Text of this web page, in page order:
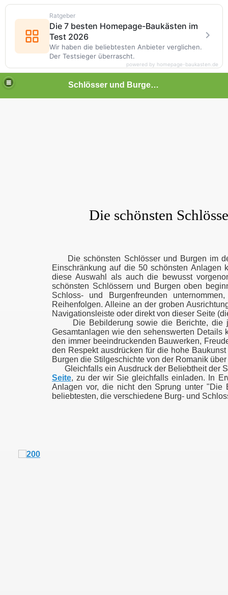
Schlösser und Burgen in Baden-Württemberg
Die schönsten
Die schönsten Schlösser und Burgen im
Einschränkung auf die 50 schönsten Anlagen
diese Auswahl als auch die bewusst
schönsten Schlössern und Burgen oben
Schloss- und Burgenfreunden
Reihenfolgen. Alleine an der groben
Navigationsleiste oder direkt von dieser Seite
Die Bebilderung sowie die Berichte, die
Gesamtanlagen wie den sehenswerten
den immer beeindruckenden Bauwerken,
den Respekt ausdrücken für die hohe
Burgen die Stilgeschichte von der Romanik
Gleichfalls ein Ausdruck der Beliebtheit der
Seite, zu der wir Sie gleichfalls einladen. In
Anlagen vor, die nicht den Sprung unter "Die
beliebtesten, die verschiedene Burg- und
Ratgeber
Die 7 besten Homepage-Baukästen im
Test 2026
Wir haben die beliebtesten Anbieter verglichen.
Der Testsieger überrascht.
powered by homepage-baukasten.de